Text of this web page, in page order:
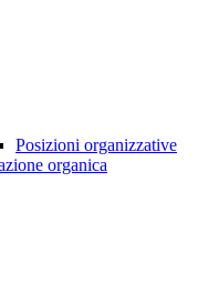
Posizioni organizzative
organica